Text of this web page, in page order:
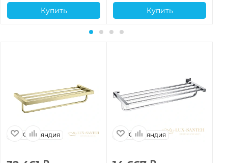
Купить Купить
Финляндия Финляндия